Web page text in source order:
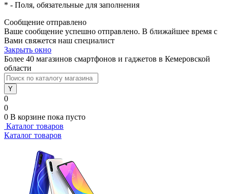
* - Поля, обязательные для заполнения
Сообщение отправлено
Ваше сообщение успешно отправлено. В ближайшее время с
Вами свяжется наш специалист
Закрыть окно
Более 40 магазинов смартфонов и гаджетов в Кемеровской
области
0
0
0 В корзине пока пусто
Каталог товаров
Каталог товаров